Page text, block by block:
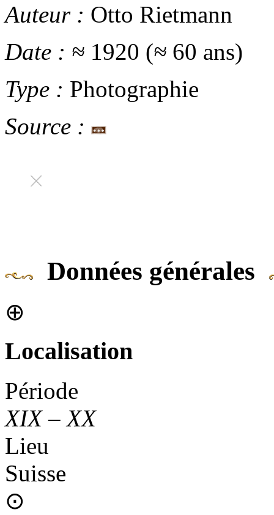
Auteur : Otto Rietmann
Date : ≈ 1920 (≈ 60 ans)
Type : Photographie
Source :
Données générales
⊕
Localisation
Période
XIX – XX
Lieu
Suisse
⊙